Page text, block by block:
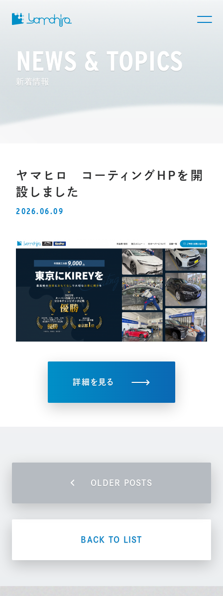
NEWS & TOPICS
新着情報
ヤマヒロ コーティングHPを開
設しました
2026.06.09
詳細を見る
BACK TO LIST
OLDER POSTS